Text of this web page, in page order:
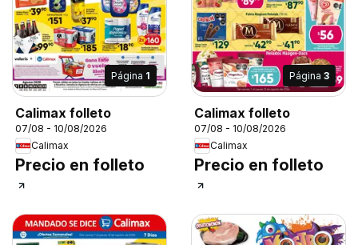
Página 1
Calimax folleto
07/08 - 10/08/2026
Calimax
Precio en folleto
Página 3
Calimax folleto
07/08 - 10/08/2026
Calimax
Precio en folleto